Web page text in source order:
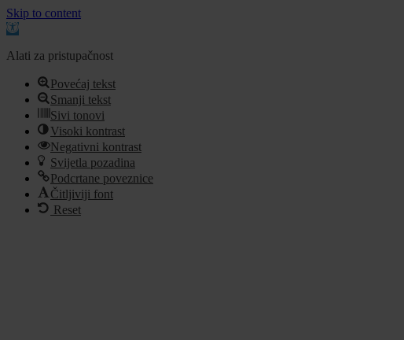
Skip to content
Open
Alati za pristupačnost
Povećaj tekst
Smanji tekst
Sivi tonovi
Visoki kontrast
Negativni kontrast
Svijetla pozadina
Podcrtane poveznice
Čitljiviji font
Reset